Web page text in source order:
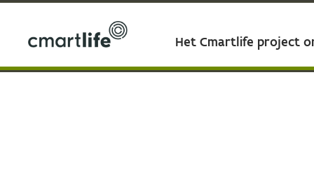
Het Cmartlife project